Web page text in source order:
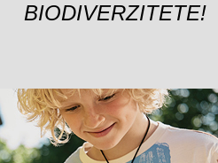
BIODIVERZITETE!